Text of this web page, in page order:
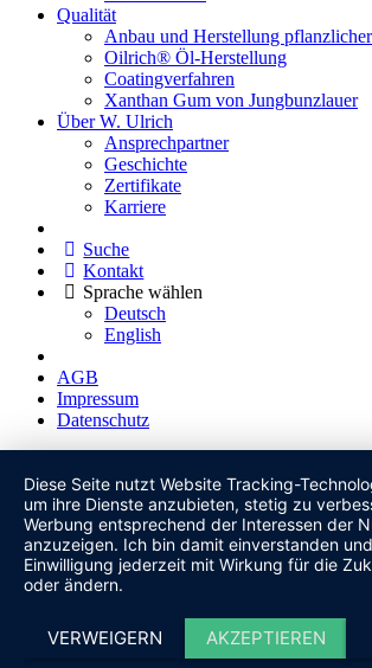
Qualität
Anbau und Herstellung
Oilrich® Öl-Herstellung
Coatingverfahren
Xanthan Gum von Jungbunzlauer
Über W. Ulrich
Ansprechpartner
Geschichte
Zertifikate
Karriere
Suche
Kontakt
Sprache wählen
Deutsch
English
AGB
Impressum
Datenschutz
Diese Seite nutzt Website Tracking-
um ihre Dienste anzubieten, stetig zu
Werbung entsprechend der Interessen der
anzuzeigen. Ich bin damit einverstanden
Einwilligung jederzeit mit Wirkung für die
oder ändern.
VERWEIGERN AKZEPTIEREN